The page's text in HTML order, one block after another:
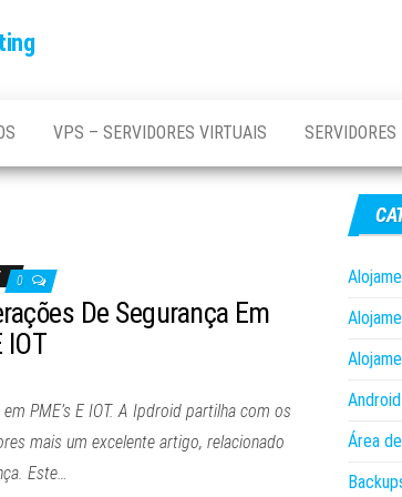
VPS – SERVIDORES VIRTUAIS SERVIDORES
0
De Segurança Em
IOT
PME’s E IOT. A Ipdroid partilha com os
mais um excelente artigo, relacionado
Este…
Android
Área